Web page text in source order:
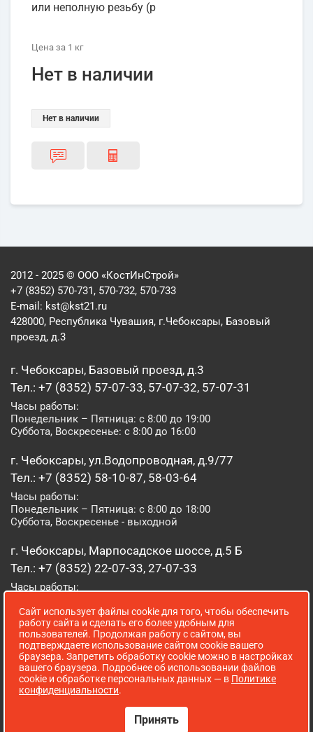
или неполную резьбу (р
Цена за 1 кг
Нет в наличии
Нет в наличии
2012 - 2025 © ООО «КостИнСтрой»
+7 (8352) 570-731, 570-732, 570-733
E-mail: kst@kst21.ru
428000, Республика Чувашия, г.Чебоксары, Базовый
проезд, д.3
г. Чебоксары, Базовый проезд, д.3
Тел.: +7 (8352) 57-07-33, 57-07-32, 57-07-31
Часы работы:
Понедельник – Пятница: с 8:00 до 19:00
Суббота, Воскресенье: с 8:00 до 16:00
г. Чебоксары, ул.Водопроводная, д.9/77
Тел.: +7 (8352) 58-10-87, 58-03-64
Часы работы:
Понедельник – Пятница: с 8:00 до 18:00
Суббота, Воскресенье - выходной
г. Чебоксары, Марпосадское шоссе, д.5 Б
Тел.: +7 (8352) 22-07-33, 27-07-33
Часы работы:
Суббота, Воскресенье: с 8:00 до 16:00
г. Йошкар-Ола, ул. Луначарского, д. 52 А
Тел.: (8362) 41-07-31
Часы работы:
Понедельник – Пятница: с 8:00 до 18:00
Сайт использует файлы cookie для того, чтобы обеспечить
работу сайта и сделать его более удобным для
пользователей. Продолжая работу с сайтом, вы
подтверждаете использование сайтом cookie вашего
браузера. Запретить обработку cookie можно в настройках
вашего браузера. Подробнее об использовании файлов
cookie и обработке персональных данных — в Политике
конфиденциальности.
Принять